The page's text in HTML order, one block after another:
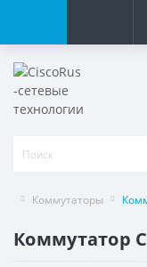
Коммутаторы
Коммутатор